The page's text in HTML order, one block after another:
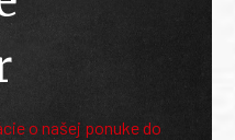
o našej ponuke do